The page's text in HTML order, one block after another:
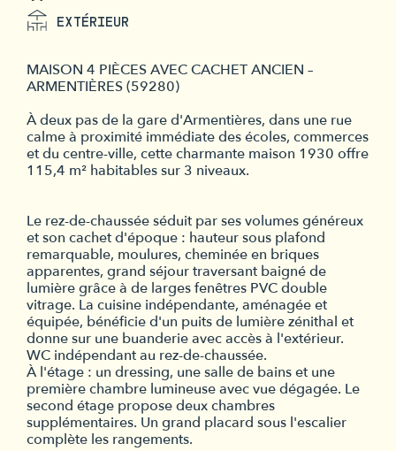
EXTÉRIEUR
MAISON 4 PIÈCES AVEC CACHET ANCIEN –
ARMENTIÈRES (59280)
À deux pas de la gare d'Armentières, dans une rue
calme à proximité immédiate des écoles, commerces
et du centre-ville, cette charmante maison 1930 offre
115,4 m² habitables sur 3 niveaux.
Le rez-de-chaussée séduit par ses volumes généreux
et son cachet d'époque : hauteur sous plafond
remarquable, moulures, cheminée en briques
apparentes, grand séjour traversant baigné de
lumière grâce à de larges fenêtres PVC double
vitrage. La cuisine indépendante, aménagée et
équipée, bénéficie d'un puits de lumière zénithal et
donne sur une buanderie avec accès à l'extérieur.
WC indépendant au rez-de-chaussée.
À l'étage : un dressing, une salle de bains et une
première chambre lumineuse avec vue dégagée. Le
second étage propose deux chambres
supplémentaires. Un grand placard sous l'escalier
complète les rangements.